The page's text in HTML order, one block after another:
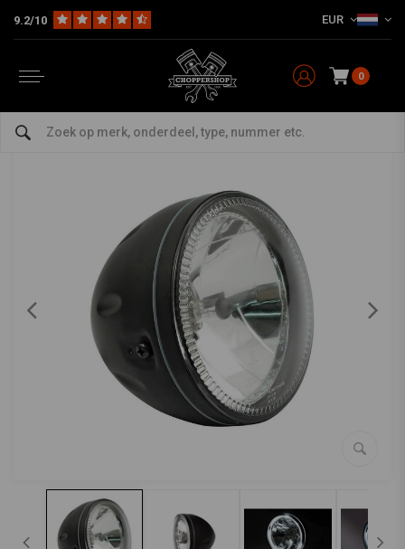
9.2/10 EUR
0
Multi-fit Verlichting 5.75" SKYLINE Koplamp met LED Ring Halo
bekijk alles van Highsider
5.75" SKYLINE Koplamp met LED Ring Halo